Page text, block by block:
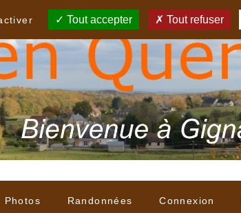
Photos Randonnées Connexion
Tout accepter Tout refuser